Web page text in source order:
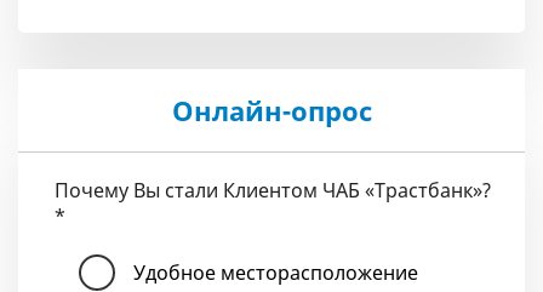
Онлайн-опрос
Почему Вы стали Клиентом ЧАБ «Трастбанк»?
*
Удобное месторасположение